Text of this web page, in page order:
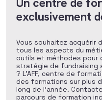
exclusivement
Vous souhaitez acquérir
tous les aspects du
outils et méthodes pour
stratégie de fundraising
? L’AFF, centre de
des formations sur plus
long de l’année.
parcours de formation